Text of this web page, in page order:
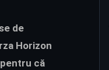
de
Horizon
că